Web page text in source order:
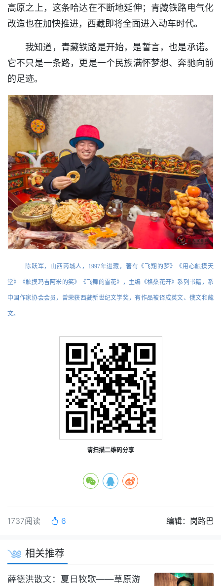
高原之上，这条哈达在不断地延伸；青藏铁路电气化
改造也在加快推进，西藏即将全面进入动车时代。
我知道，青藏铁路是开始，是誓言，也是承诺。
它不只是一条路，更是一个民族满怀梦想、奔驰向前
的足迹。
陈跃军，山西芮城人，1997年进藏，著有《飞翔的梦》《用心触摸天
堂》《触摸玛吉阿米的笑》《飞舞的雪花》，主编《格桑花开》系列书籍，系
中国作家协会会员，曾荣获西藏新世纪文学奖，有作品被译成英文、俄文和藏
文。
请扫描二维码分享
1737阅读 6 编辑：岗路巴
相关推荐
薛德洪散文：夏日牧歌——草原游